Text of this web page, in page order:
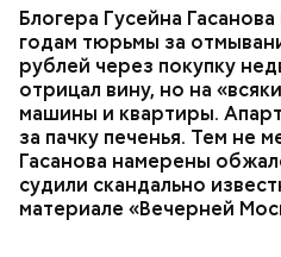
Блогера Гусейна
годам тюрьмы за
рублей через покупку
отрицал вину, но на
машины и квартиры.
за пачку печенья. Тем не
Гасанова намерены
судили скандально
материале «Вечерней
только отчима. Тогда
мотивом преступления
которая в случае их
спустя несколько дней
уже травил других людей.